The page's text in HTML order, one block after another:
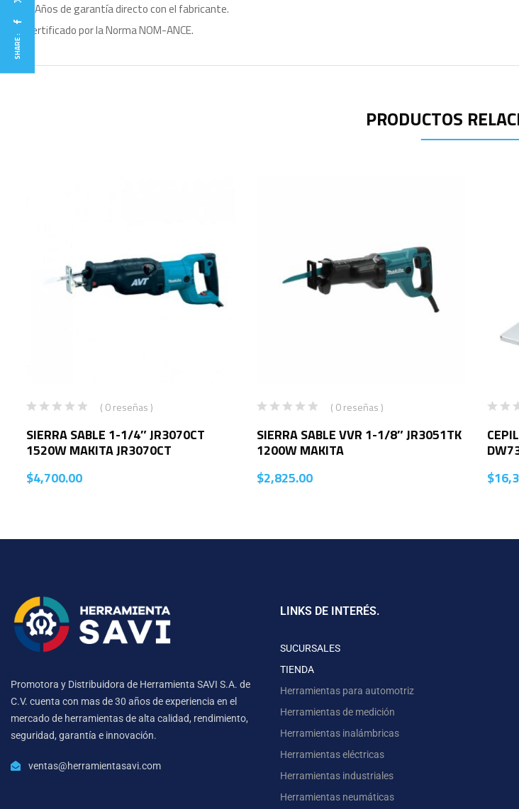
2 Años de garantía directo con el fabricante.
Certificado por la Norma NOM-ANCE.
SHARE :
PRODUCTOS
( 0 reseñas )
SIERRA SABLE 1-1/4″ JR3070CT
1520W MAKITA JR3070CT
$4,700.00
( 0 reseñas )
SIERRA SABLE VVR 1-1/8″ JR3051TK
1200W MAKITA
$2,825.00
$
Promotora y Distribuidora de Herramienta SAVI S.A. de
C.V. cuenta con mas de 30 años de experiencia en el
mercado de herramientas de alta calidad, rendimiento,
seguridad, garantía e innovación.
ventas@herramientasavi.com
LINKS DE INTERÉS.
SUCURSALES
TIENDA
Herramientas para automotriz
Herramientas de medición
Herramientas inalámbricas
Herramientas eléctricas
Herramientas industriales
Herramientas neumáticas